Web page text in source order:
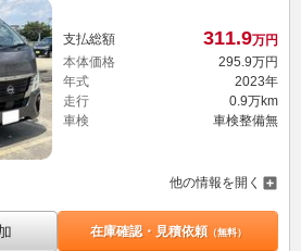
支払総額 311.9万円
本体価格
295.9万円
年式
2023年
走行
0.9万km
車検
車検整備無
他の情報を開く
在庫確認・見積依頼（無料）